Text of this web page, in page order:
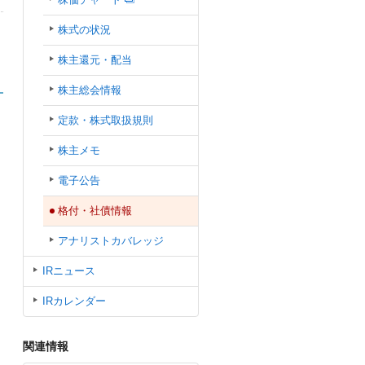
株式の状況
株主還元・配当
株主総会情報
定款・株式取扱規則
株主メモ
電子公告
格付・社債情報
アナリストカバレッジ
IRニュース
IRカレンダー
関連情報